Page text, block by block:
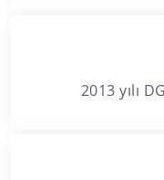
2013 yılı